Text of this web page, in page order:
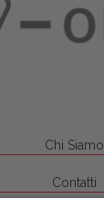
Chi Siamo
Contatti